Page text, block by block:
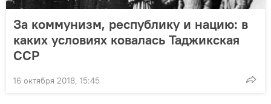
За коммунизм, республику и нацию: в
каких условиях ковалась Таджикская
ССР
16 октября 2018, 15:45